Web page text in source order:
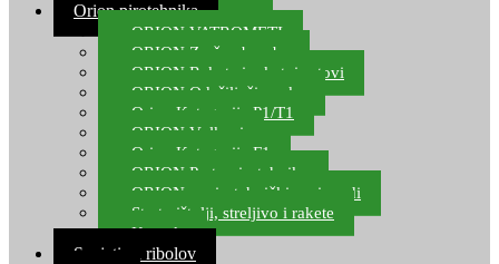
Orion pirotehnika
ORION VATROMETI
ORION Zračne bombe
ORION Rakete i raketni setovi
ORION Odašiljači zvuka
Orion Kategorija P1/T1
ORION Vulkani
Orion Kategorija F1
ORION Party pirotehnika
ORION nepirotehnički proizvodi
Start pištolji, streljivo i rakete
Kontakt
Savjeti za ribolov